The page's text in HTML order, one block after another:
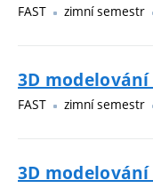
FAST zimní semestr
3D modelování
FAST zimní semestr
3D modelování